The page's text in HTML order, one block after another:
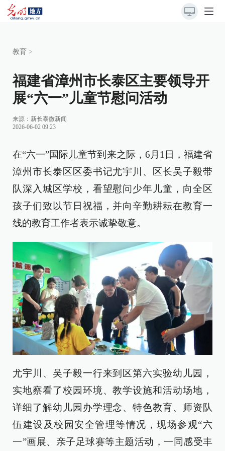
教育 >
福建省漳州市长泰区主要领导开
展“六一”儿童节慰问活动
来源： 新长泰微新闻
2026-06-02 09:23
在“六一”国际儿童节到来之际，6月1日，福建省
漳州市长泰区区委书记尤宇川、区长吴子毅带
队深入城区学校，看望慰问少年儿童，向全区
孩子们致以节日祝福，并向辛勤耕耘在教育一
线的教育工作者表示诚挚敬意。
尤宇川、吴子毅一行来到区第六实验幼儿园，
实地察看了校园环境、教学设施和活动场地，
详细了解幼儿园办学理念、特色教育、师资队
伍建设及校园安全管理等情况，现场参观“六
一”画展、亲子足球赛等主题活动，一同感受丰